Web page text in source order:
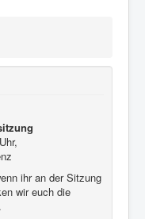
ihr an der Sitzung
wir euch die